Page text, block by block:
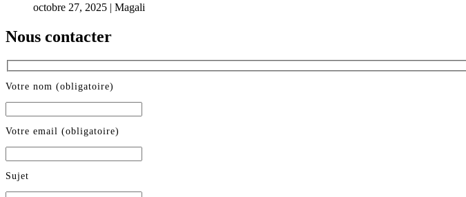
octobre 27, 2025 | Magali
Nous contacter
Votre nom (obligatoire)
Votre email (obligatoire)
Sujet